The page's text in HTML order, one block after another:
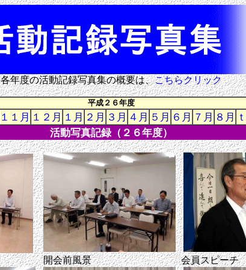
各年度の活動記録写真集の概要は、こちらクリック
平成２６年度
１１月 １２月 １月 ２月 ３月 ４月 ５月 ６月 ７月 ８月
活動写真記録（２６年度）
開会前風景 会員スピーチ